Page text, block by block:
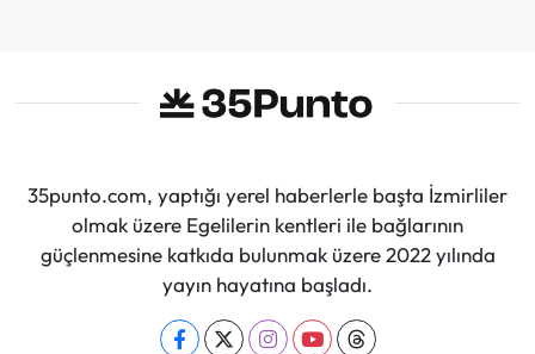
35punto.com, yaptığı yerel haberlerle başta İzmirliler
olmak üzere Egelilerin kentleri ile bağlarının
güçlenmesine katkıda bulunmak üzere 2022 yılında
yayın hayatına başladı.